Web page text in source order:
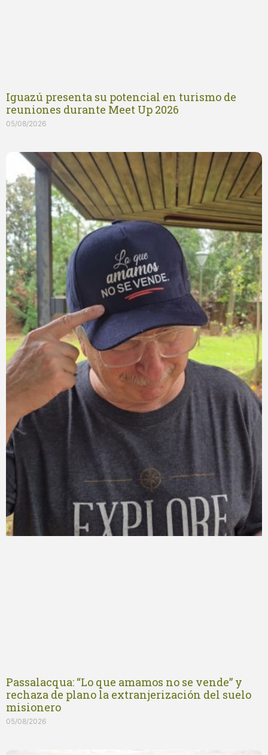
Iguazú presenta su potencial en turismo de
reuniones durante Meet Up 2026
05/08/2026
Passalacqua: “Lo que amamos no se vende” y
rechaza de plano la extranjerización del suelo
misionero
05/08/2026